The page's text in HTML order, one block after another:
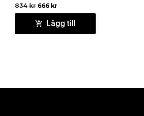
834kr 666 kr
Lägg till